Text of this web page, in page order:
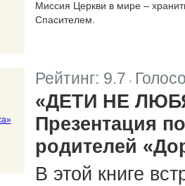
Миссия Церкви в мире –
Спасителем.
Рейтинг: 9.7
«ДЕТИ НЕ
Презентация
родителей
В этой книге